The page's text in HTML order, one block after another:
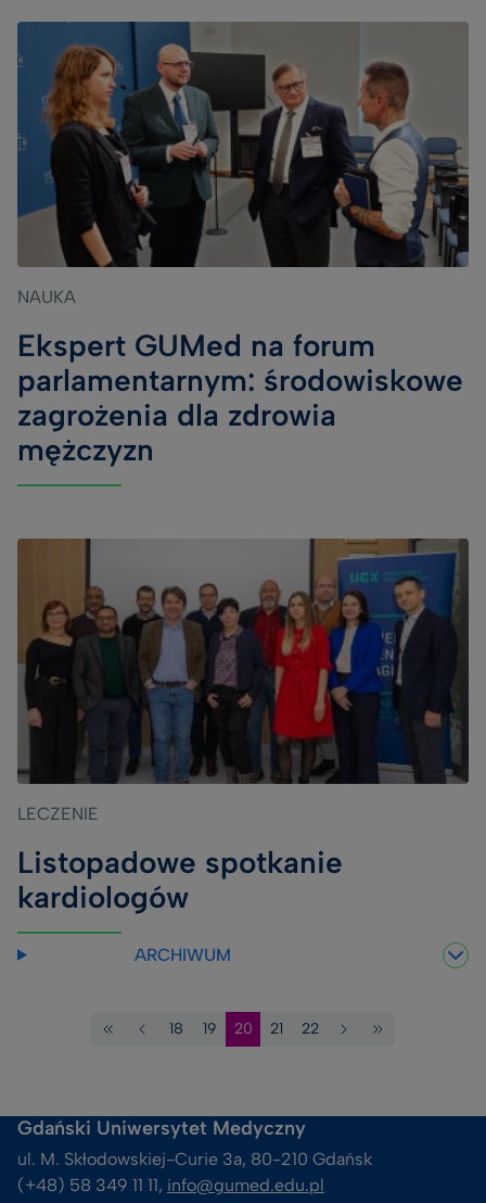
NAUKA
Ekspert GUMed na forum
parlamentarnym: środowiskowe
zagrożenia dla zdrowia
mężczyzn
LECZENIE
Listopadowe spotkanie
kardiologów
ARCHIWUM
PierwszaPoprzednia
Strona
18
Strona
19
Bieżąca
20
Strona
21
Strona
22
NastępnaOstatnia
Gdański Uniwersytet Medyczny
ul. M. Skłodowskiej-Curie 3a, 80-210 Gdańsk
(+48) 58 349 11 11, info@gumed.edu.pl